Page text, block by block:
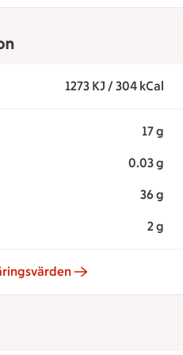
1273 KJ / 304 kCal
17 g
0.03 g
36 g
2 g